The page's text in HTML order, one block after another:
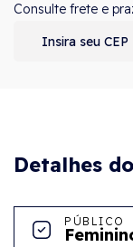
Consulte frete e
Detalhes
PÚBLICO